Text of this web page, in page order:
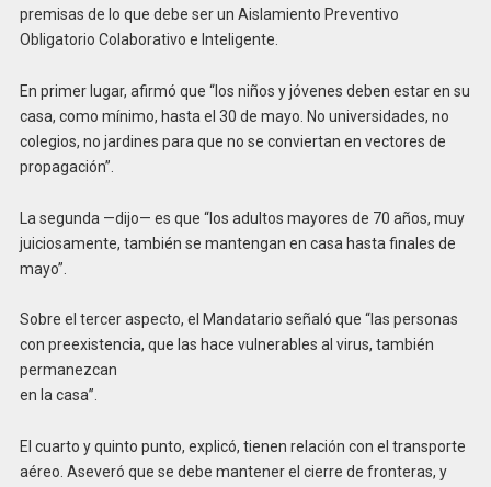
premisas de lo que debe ser un Aislamiento Preventivo
Obligatorio Colaborativo e Inteligente.
En primer lugar, afirmó que “los niños y jóvenes deben estar en su
casa, como mínimo, hasta el 30 de mayo. No universidades, no
colegios, no jardines para que no se conviertan en vectores de
propagación”.
La segunda —dijo— es que “los adultos mayores de 70 años, muy
juiciosamente, también se mantengan en casa hasta finales de
mayo”.
Sobre el tercer aspecto, el Mandatario señaló que “las personas
con preexistencia, que las hace vulnerables al virus, también
permanezcan
en la casa”.
El cuarto y quinto punto, explicó, tienen relación con el transporte
aéreo. Aseveró que se debe mantener el cierre de fronteras, y